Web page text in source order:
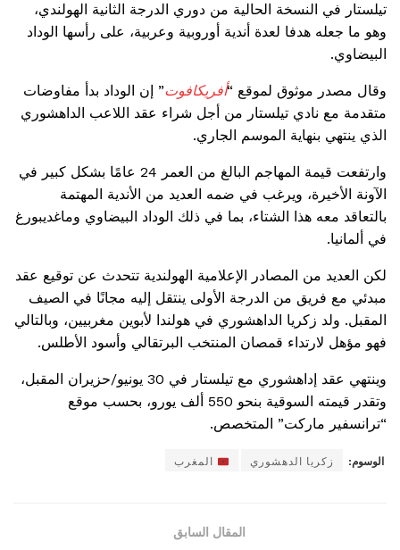
تيلستار في النسخة الحالية من دوري الدرجة الثانية الهولندي،
وهو ما جعله هدفا لعدة أندية أوروبية وعربية، على رأسها الوداد
البيضاوي.
وقال مصدر موثوق لموقع “أفريكافوت” إن الوداد بدأ مفاوضات
متقدمة مع نادي تيلستار من أجل شراء عقد اللاعب الداهشوري
الذي ينتهي بنهاية الموسم الجاري.
وارتفعت قيمة المهاجم البالغ من العمر 24 عامًا بشكل كبير في
الآونة الأخيرة، ويرغب في ضمه العديد من الأندية المهتمة
بالتعاقد معه هذا الشتاء، بما في ذلك الوداد البيضاوي وماغديبورغ
في ألمانيا.
لكن العديد من المصادر الإعلامية الهولندية تتحدث عن توقيع عقد
مبدئي مع فريق من الدرجة الأولى ينتقل إليه مجانًا في الصيف
المقبل. ولد زكريا الداهشوري في هولندا لأبوين مغربيين، وبالتالي
فهو مؤهل لارتداء قمصان المنتخب البرتقالي وأسود الأطلس.
وينتهي عقد إداهشوري مع تيلستار في 30 يونيو/حزيران المقبل،
وتقدر قيمته السوقية بنحو 550 ألف يورو، بحسب موقع
“ترانسفير ماركت” المتخصص.
الوسوم: زكريا الدهشوري المغرب
المقال السابق